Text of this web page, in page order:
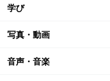
学び
写真・動画
音声・音楽